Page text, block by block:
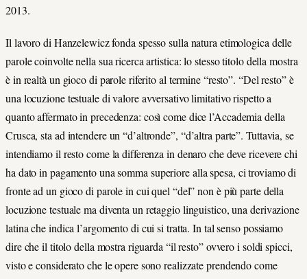
2013.
Il lavoro di Hanzelewicz fonda spesso sulla natura etimologica delle
parole coinvolte nella sua ricerca artistica: lo stesso titolo della mostra
è in realtà un gioco di parole riferito al termine “resto”. “Del resto” è
una locuzione testuale di valore avversativo limitativo rispetto a
quanto affermato in precedenza: così come dice l’Accademia della
Crusca, sta ad intendere un “d’altronde”, “d’altra parte”. Tuttavia, se
intendiamo il resto come la differenza in denaro che deve ricevere chi
ha dato in pagamento una somma superiore alla spesa, ci troviamo di
fronte ad un gioco di parole in cui quel “del” non è più parte della
locuzione testuale ma diventa un retaggio linguistico, una derivazione
latina che indica l’argomento di cui si tratta. In tal senso possiamo
dire che il titolo della mostra riguarda “il resto” ovvero i soldi spicci,
visto e considerato che le opere sono realizzate prendendo come